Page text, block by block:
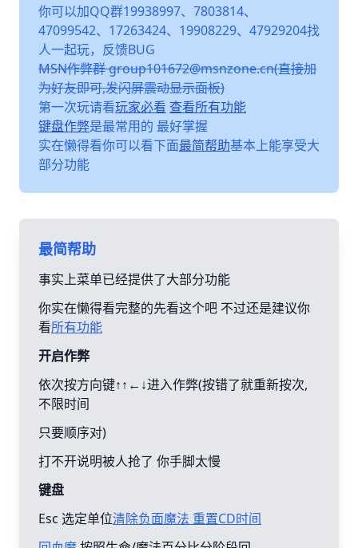
你可以加QQ群19938997、7803814、
47099542、17263424、19908229、47929204找
人一起玩，反馈BUG
MSN作弊群 group101672@msnzone.cn(直接加
为好友即可,发闪屏震动显示面板)
第一次玩请看玩家必看 查看所有功能
键盘作弊是最常用的 最好掌握
实在懒得看你可以看下面最简帮助基本上能享受大
部分功能
最简帮助
事实上菜单已经提供了大部分功能
你实在懒得看完整的先看这个吧 不过还是建议你
看所有功能
开启作弊
依次按方向键↑↑←↓进入作弊(按错了就重新按次,
不限时间
只要顺序对)
打不开说明被人抢了 你手脚太慢
键盘
Esc 选定单位清除负面魔法 重置CD时间